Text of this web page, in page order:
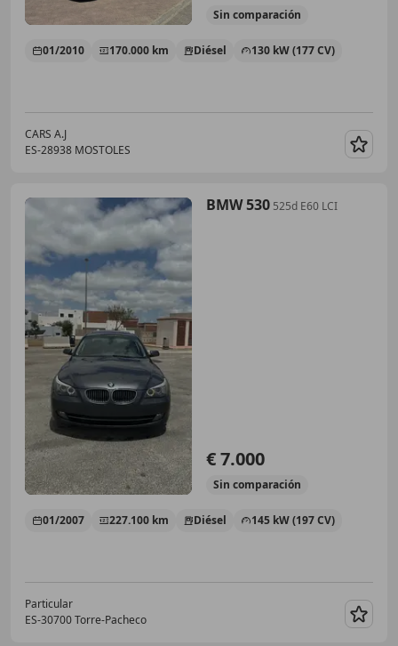
Sin comparación
01/2010 170.000 km Diésel 130 kW (177 CV)
CARS A.J
ES-28938 MOSTOLES
BMW 530 525d E60 LCI
€ 7.000
Sin comparación
01/2007 227.100 km Diésel 145 kW (197 CV)
Particular
ES-30700 Torre-Pacheco